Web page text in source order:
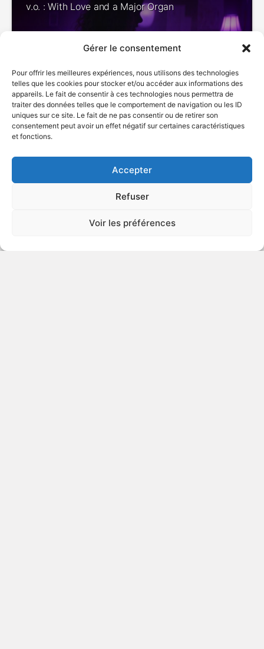
Gérer le consentement
Pour offrir les meilleures expériences, nous utilisons des technologies
telles que les cookies pour stocker et/ou accéder aux informations des
appareils. Le fait de consentir à ces technologies nous permettra de
traiter des données telles que le comportement de navigation ou les ID
uniques sur ce site. Le fait de ne pas consentir ou de retirer son
consentement peut avoir un effet négatif sur certaines caractéristiques
et fonctions.
Accepter
Refuser
Voir les préférences
v.o. : With Love and a Major Organ
2023 Fable
Se fondre